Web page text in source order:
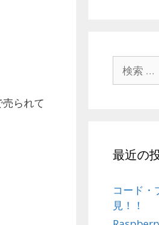
られて
最近の
コード
見！！